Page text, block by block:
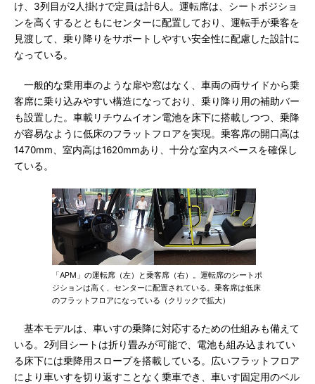
け、3列目が2人掛けで定員は計6人。運転席は、シートポジショ
ンを高くするとともにセンターに配置しており、運転手が乗客を
見渡して、乗り降りをサポートしやすい安全性に配慮した設計に
なっている。
一般的な乗用車のような扉や窓はなく、車両の両サイドから乗
客席に乗り込みやすい構造になっており、乗り降り用の補助バー
も設置した。車載リチウムイオン電池を床下に搭載しつつ、乗降
が容易なように低床のフラットフロアを実現。乗客席の開口高は
1470mm、室内高は1620mmあり、十分な室内スペースを確保し
ている。
「APM」の運転席（左）と乗客席（右）。運転席のシートポ
ジションは高く、センターに配置されている。乗客席は低床
のフラットフロアになっている（クリックで拡大）
基本モデルは、車いすの乗降に対応するための仕組みも備えて
いる。2列目シートは折り畳みが可能で、電池も組み込まれてい
る床下には乗降用スロープを搭載している。広いフラットフロア
により車いすを切り返すことなく乗車でき、車いす固定用のベル